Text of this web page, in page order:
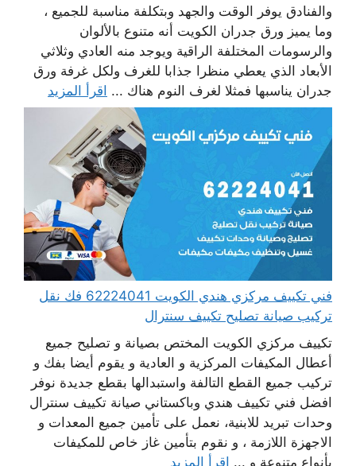
والفنادق يوفر الوقت والجهد وبتكلفة مناسبة للجميع ،
وما يميز ورق جدران الكويت أنه متنوع بالألوان
والرسومات المختلفة الراقية ويوجد منه العادي وثلاثي
الأبعاد الذي يعطي منظرا جذابا للغرف ولكل غرفة ورق
جدران يناسبها فمثلا لغرف النوم هناك ... اقرأ المزيد
فني تكييف مركزي هندي الكويت 62224041 فك نقل
تركيب صيانة تصليح تكييف سنترال
تكييف مركزي الكويت المختص بصيانة و تصليح جميع
أعطال المكيفات المركزية و العادية و يقوم أيضا بفك و
تركيب جميع القطع التالفة واستبدالها بقطع جديدة نوفر
افضل فني تكييف هندي وباكستاني صيانة تكييف سنترال
وحدات تبريد للابنية، نعمل على تأمين جميع المعدات و
الاجهزة اللازمة ، و نقوم بتأمين غاز خاص للمكيفات
بأنواع متنوعة و ... اقرأ المزيد